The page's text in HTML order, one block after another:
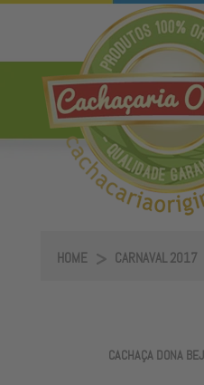
HOME CARNAVAL 2017
CACHAÇA DONA